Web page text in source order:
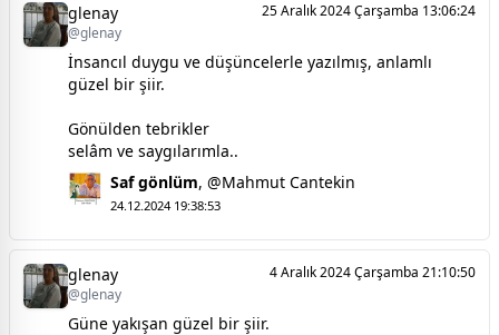
glenay
@glenay
25 Aralık 2024 Çarşamba 13:06:24
İnsancıl duygu ve düşüncelerle yazılmış, anlamlı
güzel bir şiir.
Gönülden tebrikler
selâm ve saygılarımla..
Saf gönlüm, @Mahmut Cantekin
24.12.2024 19:38:53
glenay
@glenay
4 Aralık 2024 Çarşamba 21:10:50
Güne yakışan güzel bir şiir.